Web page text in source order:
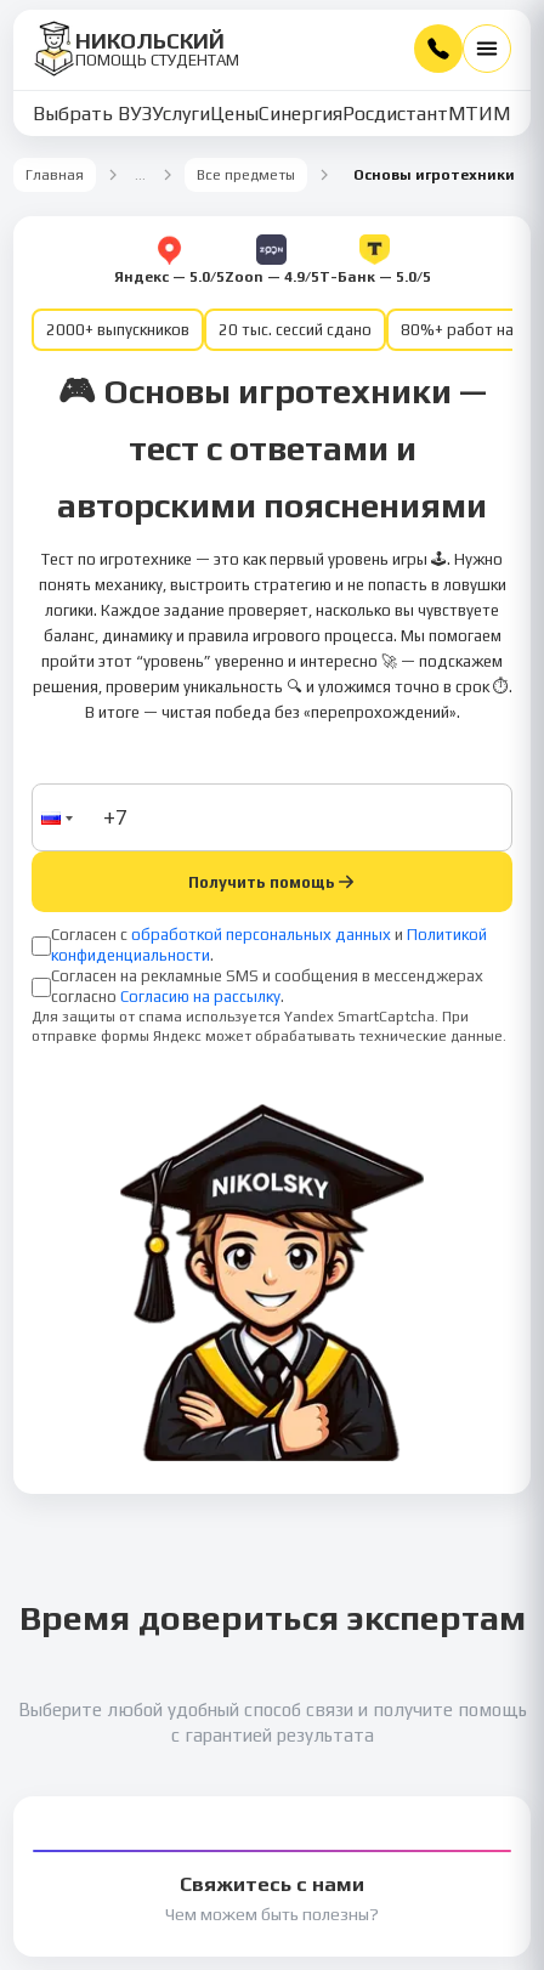
НИКОЛЬСКИЙ
ПОМОЩЬ СТУДЕНТАМ
Выбрать ВУЗУслугиЦеныСинергияРосдистантМТИММУ
Главная … Все предметы Основы игротехники
Яндекс — 5.0/5Zoon — 4.9/5Т-Банк — 5.0/5
2000+ выпускников 20 тыс. сессий сдано 80%+ работ на
🎮 Основы игротехники —
тест с ответами и
авторскими пояснениями
Тест по игротехнике — это как первый уровень игры 🕹️. Нужно
понять механику, выстроить стратегию и не попасть в ловушки
логики. Каждое задание проверяет, насколько вы чувствуете
баланс, динамику и правила игрового процесса. Мы помогаем
пройти этот “уровень” уверенно и интересно 🚀 — подскажем
решения, проверим уникальность 🔍 и уложимся точно в срок ⏱️.
В итоге — чистая победа без «перепрохождений».
Получить помощь
Согласен с обработкой персональных данных и Политикой
конфиденциальности.
Согласен на рекламные SMS и сообщения в мессенджерах
согласно Согласию на рассылку.
Для защиты от спама используется Yandex SmartCaptcha. При
отправке формы Яндекс может обрабатывать технические данные.
Время довериться экспертам
Выберите любой удобный способ связи и получите помощь
с гарантией результата
Свяжитесь с нами
Чем можем быть полезны?